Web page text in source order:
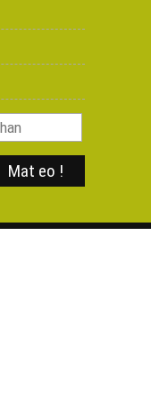
Genver 2023 ?
C'hwevrer 2023
Meurzh 2023
Ebrel 2023 ?
gouel Sant Erwan ?